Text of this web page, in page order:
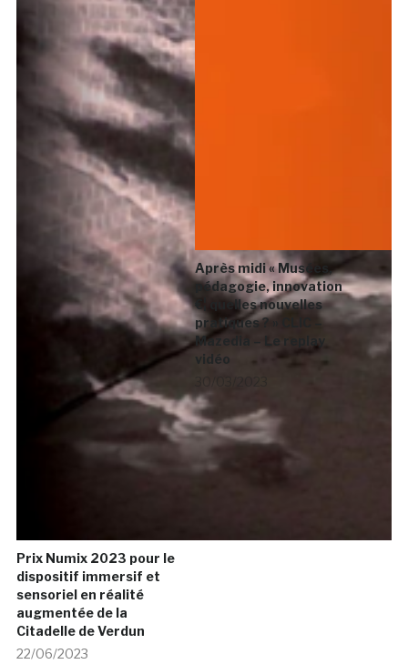
Prix Numix 2023 pour le
dispositif immersif et
sensoriel en réalité
augmentée de la
Citadelle de Verdun
22/06/2023
Après midi « Musées,
pédagogie, innovation
€¦ quelles nouvelles
pratiques ? » CLIC –
Mazedia – Le replay
vidéo